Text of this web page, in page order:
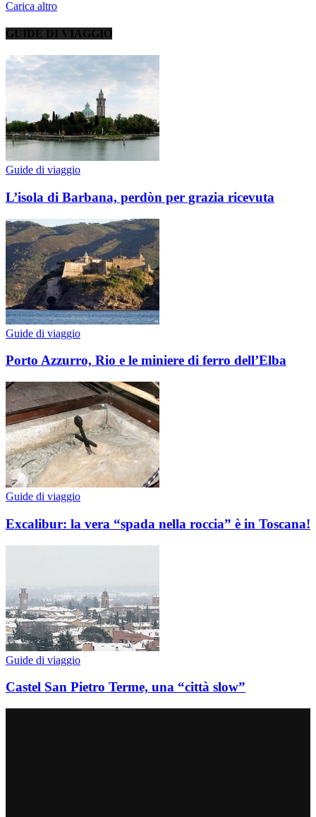
Carica altro
GUIDE DI VIAGGIO
Guide di viaggio
L’isola di Barbana, perdòn per grazia ricevuta
Guide di viaggio
Porto Azzurro, Rio e le miniere di ferro dell’Elba
Guide di viaggio
Excalibur: la vera “spada nella roccia” è in Toscana!
Guide di viaggio
Castel San Pietro Terme, una “città slow”